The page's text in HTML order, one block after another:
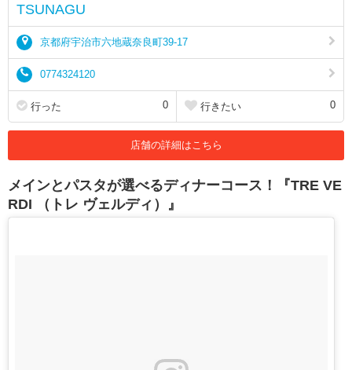
TSUNAGU
京都府宇治市六地蔵奈良町39-17
0774324120
行った 0 行きたい 0
店舗の詳細はこちら
メインとパスタが選べるディナーコース！『TRE VE
RDI （トレ ヴェルディ）』